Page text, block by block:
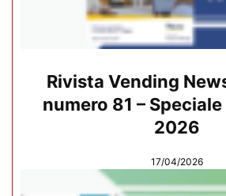
Rivista Vending
numero 81 –
2026
17/04/2026